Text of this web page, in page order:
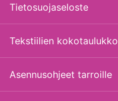
Tietosuojaseloste
Tekstiilien kokotaulukko
Asennusohjeet tarroille